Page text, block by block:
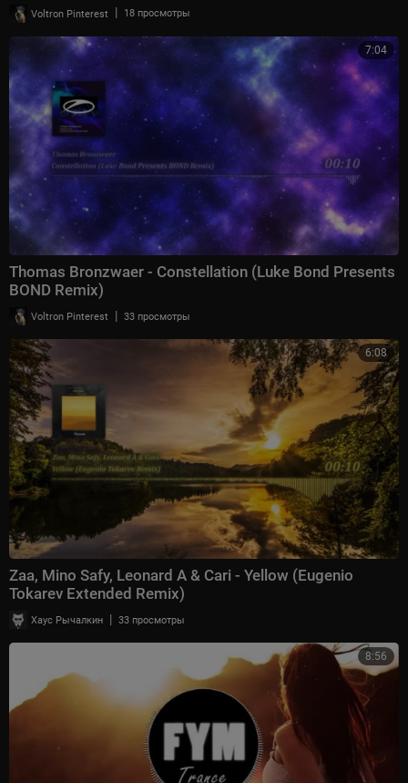
Voltron Pinterest | 18 просмотры
7:04
Thomas Bronzwaer - Constellation (Luke Bond Presents
BOND Remix)
Voltron Pinterest | 33 просмотры
6:08
Zaa, Mino Safy, Leonard A & Cari - Yellow (Eugenio
Tokarev Extended Remix)
Хаус Рычалкин | 33 просмотры
8:56